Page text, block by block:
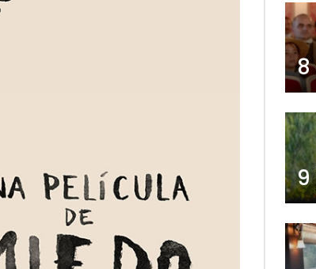
8
9